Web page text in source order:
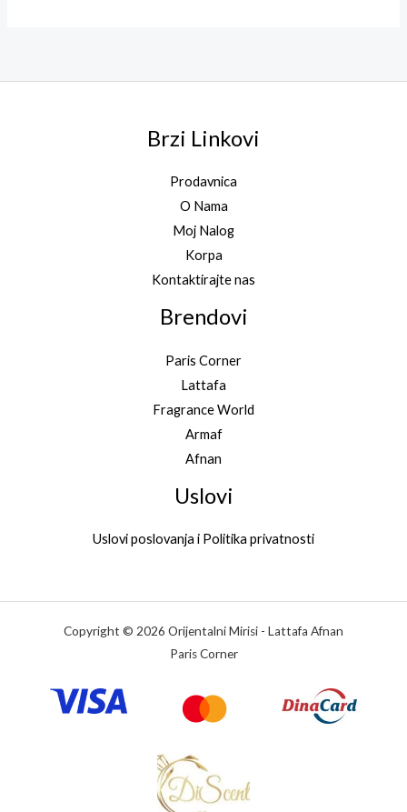
Brzi Linkovi
Prodavnica
O Nama
Moj Nalog
Korpa
Kontaktirajte nas
Brendovi
Paris Corner
Lattafa
Fragrance World
Armaf
Afnan
Uslovi
Uslovi poslovanja i Politika privatnosti
Copyright © 2026 Orijentalni Mirisi - Lattafa Afnan
Paris Corner